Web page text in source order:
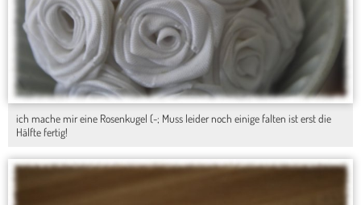
ich mache mir eine Rosenkugel (-; Muss leider noch einige falten ist erst die
Hälfte fertig!